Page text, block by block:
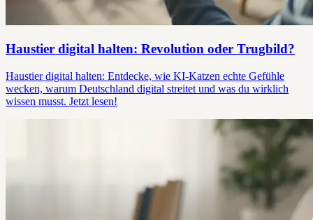
Haustier digital halten: Revolution oder Trugbild?
Haustier digital halten: Entdecke, wie KI-Katzen echte Gefühle
wecken, warum Deutschland digital streitet und was du wirklich
wissen musst. Jetzt lesen!